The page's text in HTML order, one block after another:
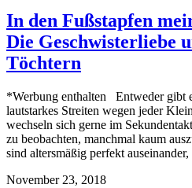
In den Fußstapfen
Die Geschwisterliebe
Töchtern
*Werbung enthalten Entweder gibt
lautstarkes Streiten wegen jeder
wechseln sich gerne im
zu beobachten, manchmal kaum
sind altersmäßig perfekt
November 23, 2018